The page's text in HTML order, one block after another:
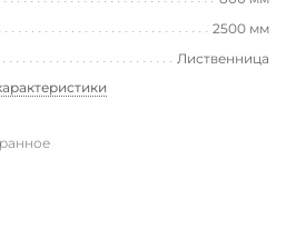
2500 мм
Лиственница